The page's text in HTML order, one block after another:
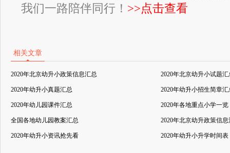
我们一路陪伴同行！ >>点击查看
相关文章
2020年北京幼升小政策信息汇总 2020年北京幼升小试题汇
2020年幼升小真题汇总 2020年幼升小招生简章汇
2020年幼儿园课件汇总 2020年各地重点小学一览
全国各地幼儿园教案汇总 2020年北京幼升政策信息
2020年幼升小资讯抢先看 2020年幼升小升学时间表